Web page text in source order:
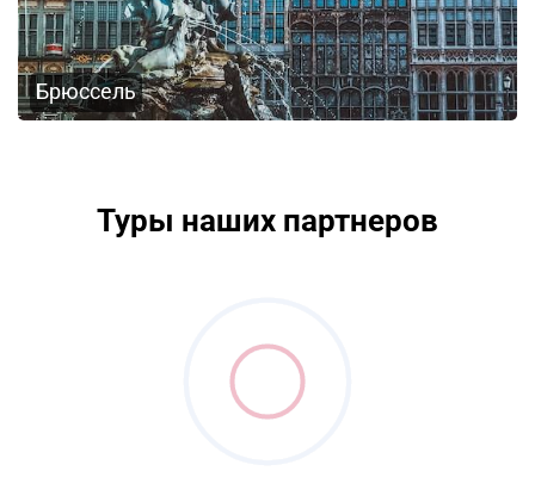
Брюссель
Туры наших партнеров